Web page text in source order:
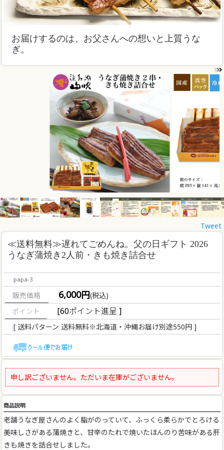
お届けするのは、お父さんへの想いと上質うな
ぎ。
Tweet
≪送料無料≫遅れてごめんね。父の日ギフト 2026
うなぎ蒲焼き2人前・きも焼き詰合せ
papa-3
販売価格 6,000円(税込)
[60ポイント進呈 ]
[ 送料パターン 送料無料※北海道・沖縄お届け別途550円 ]
申し訳ございません。ただいま在庫がございません。
商品説明
老舗うなぎ屋さんのよく脂がのっていて、ふっくら柔らかでとろける
美味しさがある蒲焼きと、甘辛のたれで焼いたほんのり苦味がある肝
きも焼きを詰合せしました。